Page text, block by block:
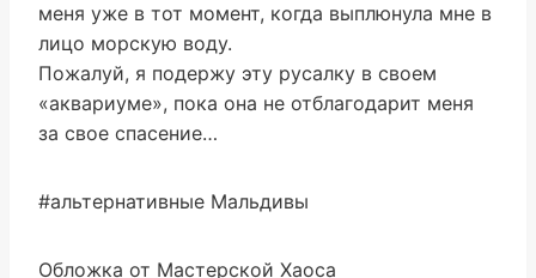
меня уже в тот момент, когда выплюнула мне в
лицо морскую воду.
Пожалуй, я подержу эту русалку в своем
«аквариуме», пока она не отблагодарит меня
за свое спасение…
#альтернативные Мальдивы
Обложка от Мастерской Хаоса